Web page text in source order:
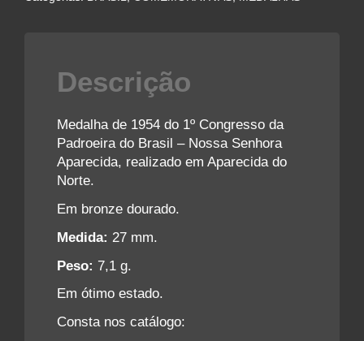
do
Senhora
quantidade
Descrição
Medalha de 1954 do 1º Congresso da
Padroeira do Brasil – Nossa Senhora
Aparecida, realizado em Aparecida do
Norte.
Em bronze dourado.
Medida: 27 mm.
Peso: 7,1 g.
Em ótimo estado.
Consta nos catálogo: